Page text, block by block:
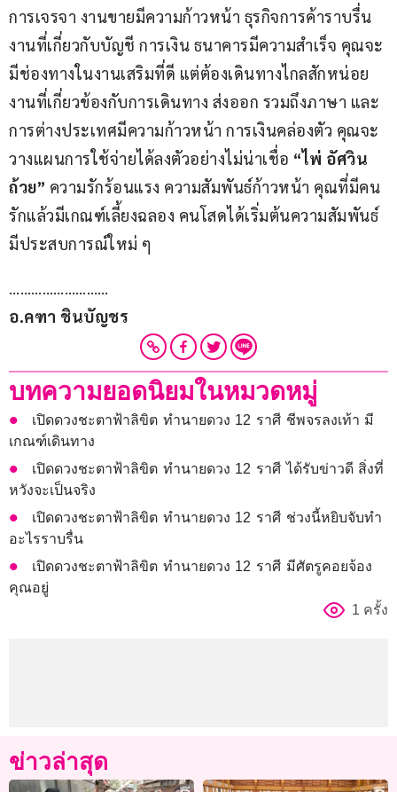
การเจรจา งานขายมีความก้าวหน้า ธุรกิจการค้าราบรื่น
งานที่เกี่ยวกับบัญชี การเงิน ธนาคารมีความสำเร็จ คุณจะ
มีช่องทางในงานเสริมที่ดี แต่ต้องเดินทางไกลสักหน่อย
งานที่เกี่ยวข้องกับการเดินทาง ส่งออก รวมถึงภาษา และ
การต่างประเทศมีความก้าวหน้า การเงินคล่องตัว คุณจะ
วางแผนการใช้จ่ายได้ลงตัวอย่างไม่น่าเชื่อ “ไพ่ อัศวิน
ถ้วย” ความรักร้อนแรง ความสัมพันธ์ก้าวหน้า คุณที่มีคน
รักแล้วมีเกณฑ์เลี้ยงฉลอง คนโสดได้เริ่มต้นความสัมพันธ์
มีประสบการณ์ใหม่ ๆ
………………………
อ.คฑา ชินบัญชร
บทความยอดนิยมในหมวดหมู่
เปิดดวงชะตาฟ้าลิขิต ทำนายดวง 12 ราศี ชีพจรลงเท้า มี
เกณฑ์เดินทาง
เปิดดวงชะตาฟ้าลิขิต ทำนายดวง 12 ราศี ได้รับข่าวดี สิ่งที่
หวังจะเป็นจริง
เปิดดวงชะตาฟ้าลิขิต ทำนายดวง 12 ราศี ช่วงนี้หยิบจับทำ
อะไรราบรื่น
เปิดดวงชะตาฟ้าลิขิต ทำนายดวง 12 ราศี มีศัตรูคอยจ้อง
คุณอยู่
1 ครั้ง
ข่าวล่าสุด